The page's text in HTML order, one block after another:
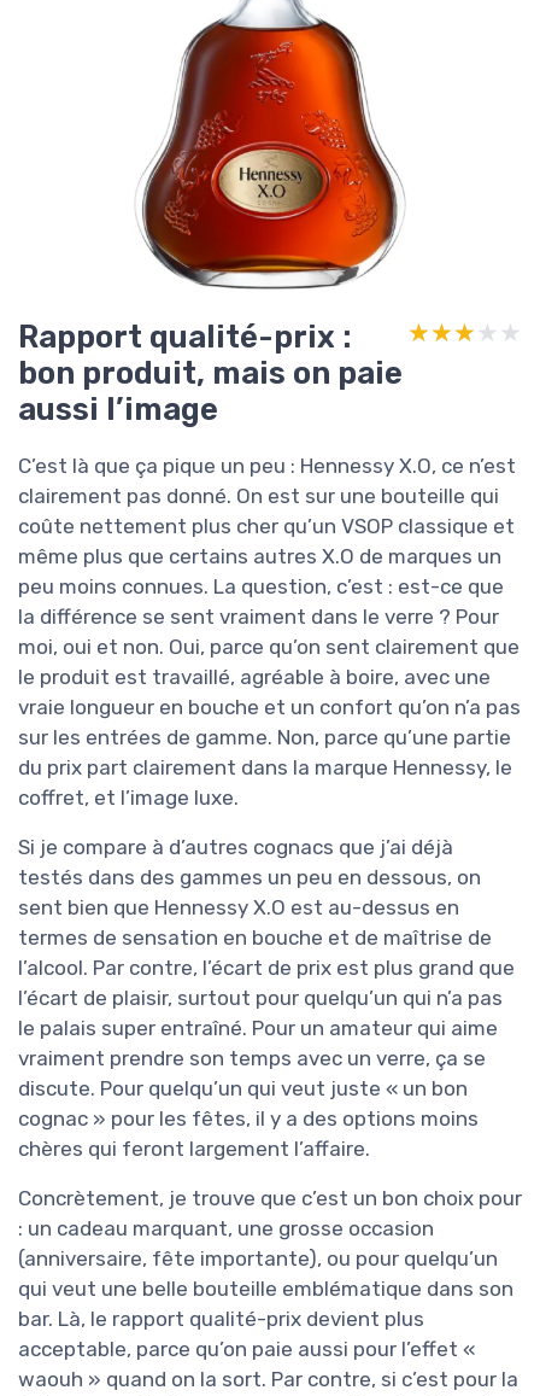
Rapport qualité-prix :
bon produit, mais on paie
aussi l’image
★★★★★
★★★★★
C’est là que ça pique un peu : Hennessy X.O, ce n’est
clairement pas donné. On est sur une bouteille qui
coûte nettement plus cher qu’un VSOP classique et
même plus que certains autres X.O de marques un
peu moins connues. La question, c’est : est-ce que
la différence se sent vraiment dans le verre ? Pour
moi, oui et non. Oui, parce qu’on sent clairement que
le produit est travaillé, agréable à boire, avec une
vraie longueur en bouche et un confort qu’on n’a pas
sur les entrées de gamme. Non, parce qu’une partie
du prix part clairement dans la marque Hennessy, le
coffret, et l’image luxe.
Si je compare à d’autres cognacs que j’ai déjà
testés dans des gammes un peu en dessous, on
sent bien que Hennessy X.O est au-dessus en
termes de sensation en bouche et de maîtrise de
l’alcool. Par contre, l’écart de prix est plus grand que
l’écart de plaisir, surtout pour quelqu’un qui n’a pas
le palais super entraîné. Pour un amateur qui aime
vraiment prendre son temps avec un verre, ça se
discute. Pour quelqu’un qui veut juste « un bon
cognac » pour les fêtes, il y a des options moins
chères qui feront largement l’affaire.
Concrètement, je trouve que c’est un bon choix pour
: un cadeau marquant, une grosse occasion
(anniversaire, fête importante), ou pour quelqu’un
qui veut une belle bouteille emblématique dans son
bar. Là, le rapport qualité-prix devient plus
acceptable, parce qu’on paie aussi pour l’effet «
waouh » quand on la sort. Par contre, si c’est pour la